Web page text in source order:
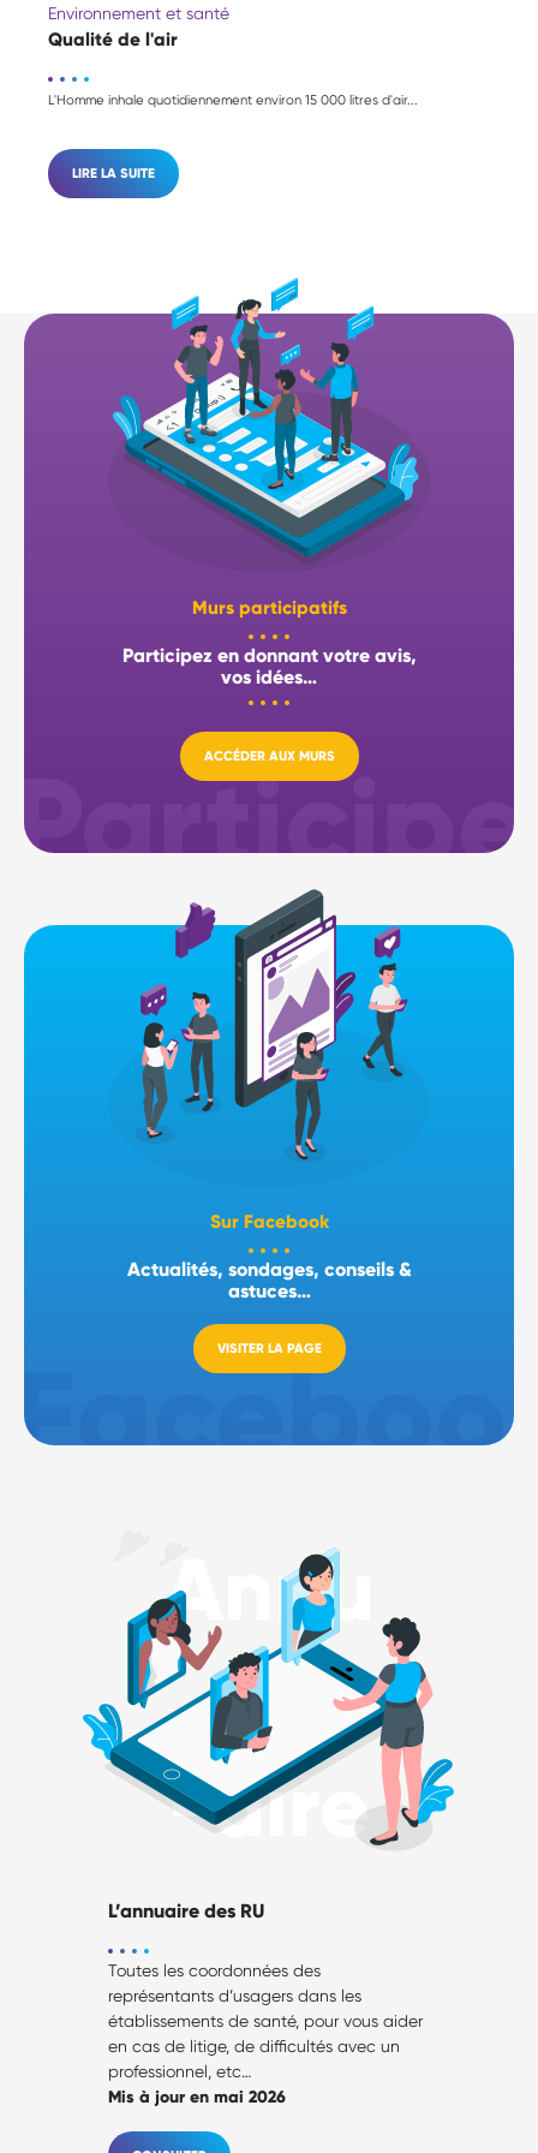
Environnement et santé
Qualité de l'air
L'Homme inhale quotidiennement environ 15 000 litres d'air...
LIRE LA SUITE
Murs participatifs
Participez en donnant votre avis,
vos idées…
ACCÉDER AUX MURS
Sur Facebook
Actualités, sondages, conseils &
astuces…
VISITER LA PAGE
Annu
-aire
L’annuaire des RU
Toutes les coordonnées des
représentants d’usagers dans les
établissements de santé, pour vous aider
en cas de litige, de difficultés avec un
professionnel, etc…
Mis à jour en mai 2026